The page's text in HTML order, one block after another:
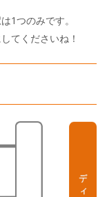
1つのみです。
てくださいね！